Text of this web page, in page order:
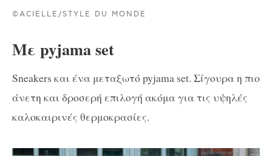
©ACIELLE/STYLE DU MONDE
Με pyjama set
Sneakers και ένα μεταξωτό pyjama set. Σίγουρα η πιο
άνετη και δροσερή επιλογή ακόμα για τις υψηλές
καλοκαιρινές θερμοκρασίες.